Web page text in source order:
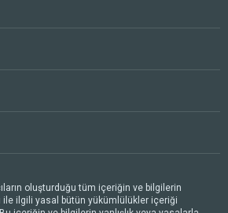
oluşturduğu tüm içeriğin ve bilgilerin
ile ilgili yasal bütün yükümlülükler içeriği